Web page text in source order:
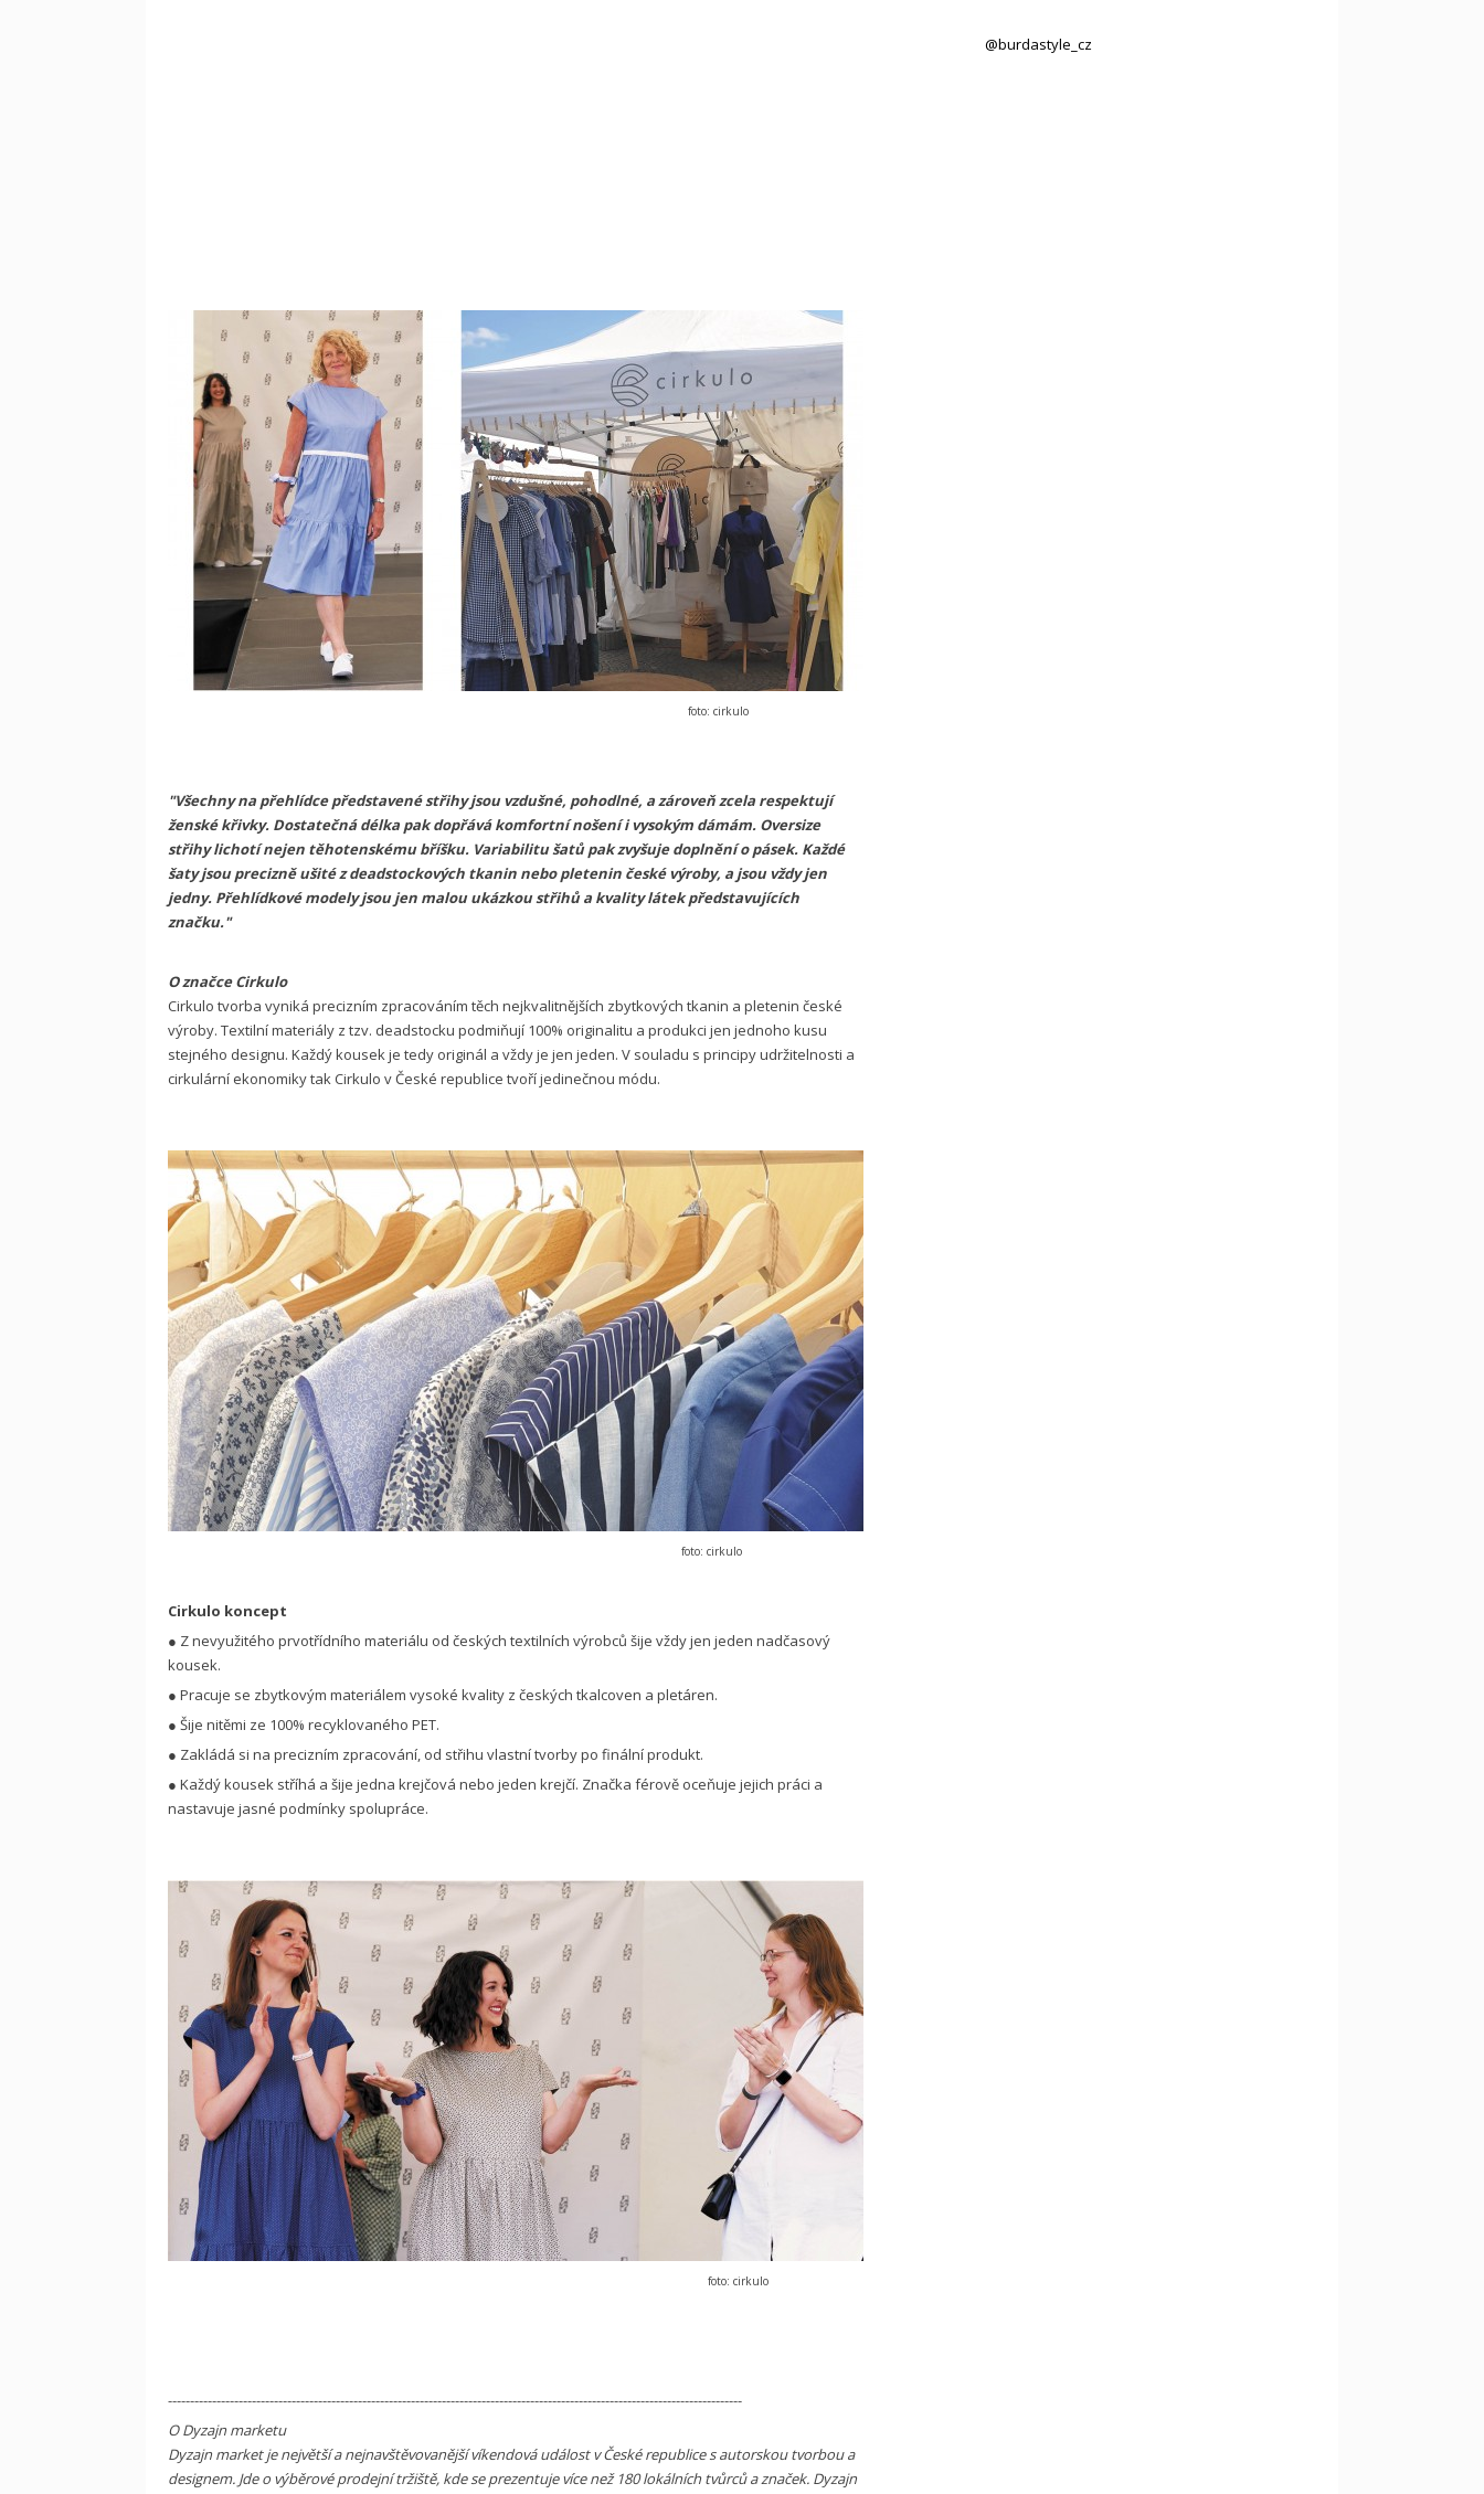
foto: cirkulo
"Všechny na přehlídce představené střihy jsou vzdušné, pohodlné, a zároveň zcela respektují
ženské křivky. Dostatečná délka pak dopřává komfortní nošení i vysokým dámám. Oversize
střihy lichotí nejen těhotenskému bříšku. Variabilitu šatů pak zvyšuje doplnění o pásek. Každé
šaty jsou precizně ušité z deadstockových tkanin nebo pletenin české výroby, a jsou vždy jen
jedny. Přehlídkové modely jsou jen malou ukázkou střihů a kvality látek představujících
značku."
O značce Cirkulo
Cirkulo tvorba vyniká precizním zpracováním těch nejkvalitnějších zbytkových tkanin a pletenin české
výroby. Textilní materiály z tzv. deadstocku podmiňují 100% originalitu a produkci jen jednoho kusu
stejného designu. Každý kousek je tedy originál a vždy je jen jeden. V souladu s principy udržitelnosti a
cirkulární ekonomiky tak Cirkulo v České republice tvoří jedinečnou módu.
foto: cirkulo
Cirkulo koncept
● Z nevyužitého prvotřídního materiálu od českých textilních výrobců šije vždy jen jeden nadčasový
kousek.
● Pracuje se zbytkovým materiálem vysoké kvality z českých tkalcoven a pletáren.
● Šije nitěmi ze 100% recyklovaného PET.
● Zakládá si na precizním zpracování, od střihu vlastní tvorby po finální produkt.
● Každý kousek stříhá a šije jedna krejčová nebo jeden krejčí. Značka férově oceňuje jejich práci a
nastavuje jasné podmínky spolupráce.
foto: cirkulo
----------------------------------------------------------------------------------------------------------------------------------
O Dyzajn marketu
Dyzajn market je největší a nejnavštěvovanější víkendová událost v České republice s autorskou tvorbou a
designem. Jde o výběrové prodejní tržiště, kde se prezentuje více než 180 lokálních tvůrců a značek. Dyzajn
@burdastyle_cz